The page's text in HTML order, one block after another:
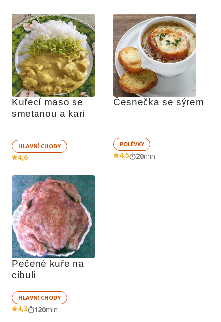
Kuřecí maso se
smetanou a kari
HLAVNÍ CHODY
4,6
Česnečka se sýrem
POLÉVKY
4,5 20min
Pečené kuře na
cibuli
HLAVNÍ CHODY
4,3 120min